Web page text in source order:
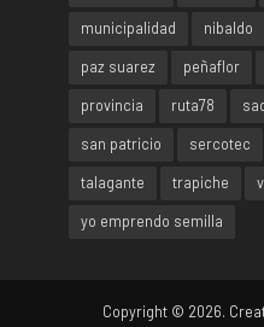
municipalidad
nibaldo
paz suarez
peñaflor
provincia
ruta78
san patricio
sercotec
talagante
trapiche
yo emprendo semilla
Copyright © 2026.